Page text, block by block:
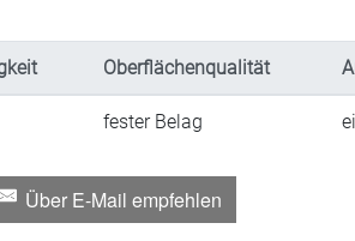
Oberflächenqualität
fester Belag
Über E-Mail empfehlen